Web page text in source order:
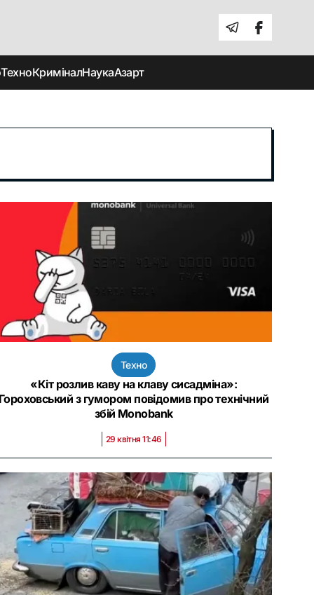
ТехноКриміналНаукаАзарт
Техно
«Кіт розлив каву на клаву сисадміна»:
з гумором повідомив про технічний
збій Monobank
29 квітня 11:46